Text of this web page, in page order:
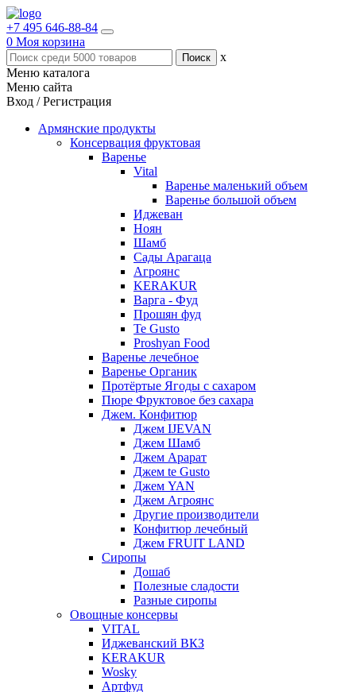
+7 495 646-88-84
0 Моя корзина
x
Меню каталога
Меню сайта
Вход / Регистрация
Армянские продукты
Консервация фруктовая
Варенье
Vital
Варенье маленький объем
Варенье большой объем
Иджеван
Ноян
Шамб
Сады Арагаца
Агроянс
KERAKUR
Варга - Фуд
Прошян фуд
Te Gusto
Proshyan Food
Варенье лечебное
Варенье Органик
Протёртые Ягоды с сахаром
Пюре Фруктовое без сахара
Джем. Конфитюр
Джем IJEVAN
Джем Шамб
Джем Арарат
Джем te Gusto
Джем YAN
Джем Агроянс
Другие производители
Конфитюр лечебный
Джем FRUIT LAND
Сиропы
Дошаб
Полезные сладости
Разные сиропы
Овощные консервы
VITAL
Иджеванский ВКЗ
KERAKUR
Wosky
Артфуд